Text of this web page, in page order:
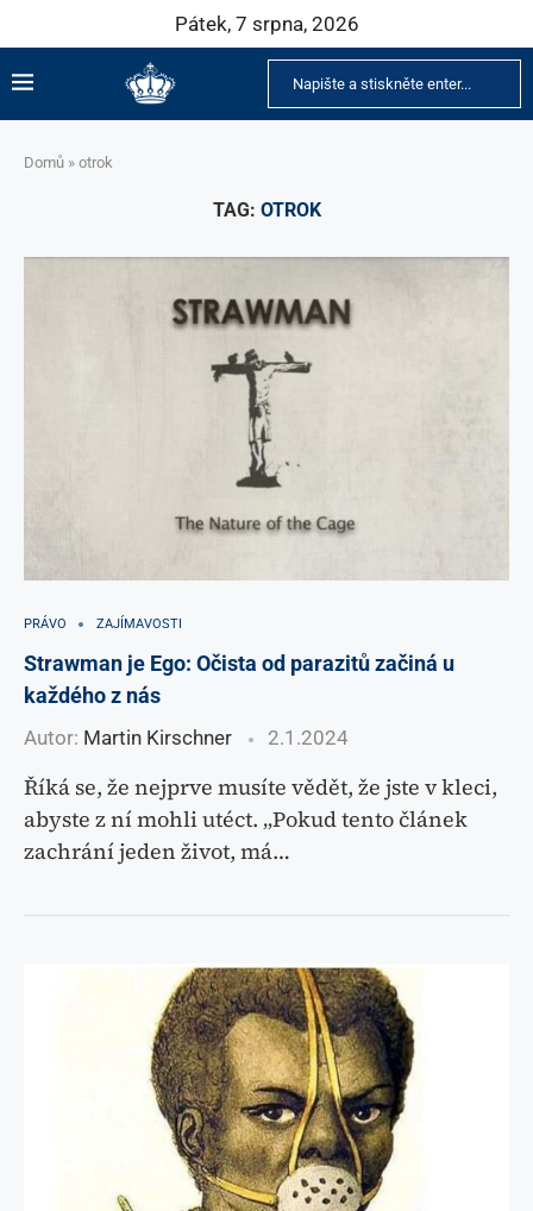
Pátek, 7 srpna, 2026
Domů » otrok
TAG: OTROK
PRÁVO ZAJÍMAVOSTI
Strawman je Ego: Očista od parazitů začiná u
každého z nás
Autor: Martin Kirschner 2.1.2024
Říká se, že nejprve musíte vědět, že jste v kleci,
abyste z ní mohli utéct. „Pokud tento článek
zachrání jeden život, má…